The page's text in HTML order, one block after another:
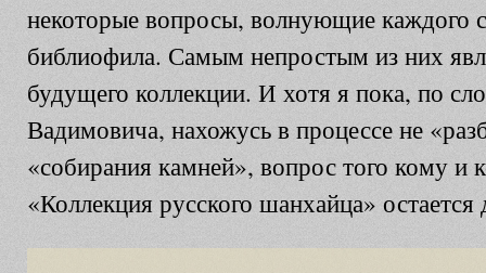
некоторые вопросы, волнующие каждого
библиофила. Самым непростым из них
будущего коллекции. И хотя я пока, по
Вадимовича, нахожусь в процессе не
«собирания камней», вопрос того кому и
«Коллекция русского шанхайца»